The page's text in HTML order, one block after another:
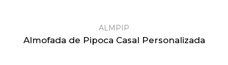
ALMPIP
Almofada de Pipoca Casal Personalizada